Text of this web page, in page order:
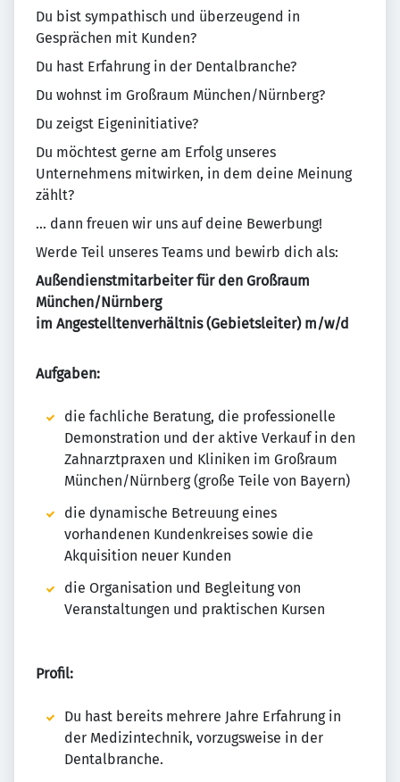
Du bist sympathisch und überzeugend in
Gesprächen mit Kunden?
Du hast Erfahrung in der Dentalbranche?
Du wohnst im Großraum München/Nürnberg?
Du zeigst Eigeninitiative?
Du möchtest gerne am Erfolg unseres
Unternehmens mitwirken, in dem deine Meinung
zählt?
… dann freuen wir uns auf deine Bewerbung!
Werde Teil unseres Teams und bewirb dich als:
Außendienstmitarbeiter für den Großraum
München/Nürnberg
im Angestelltenverhältnis (Gebietsleiter) m/w/d
Aufgaben:
die fachliche Beratung, die professionelle
Demonstration und der aktive Verkauf in den
Zahnarztpraxen und Kliniken im Großraum
München/Nürnberg (große Teile von Bayern)
die dynamische Betreuung eines
vorhandenen Kundenkreises sowie die
Akquisition neuer Kunden
die Organisation und Begleitung von
Veranstaltungen und praktischen Kursen
Profil:
Du hast bereits mehrere Jahre Erfahrung in
der Medizintechnik, vorzugsweise in der
Dentalbranche.